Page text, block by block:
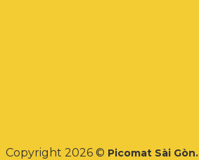
Copyright 2026 © Picomat Sài Gòn.